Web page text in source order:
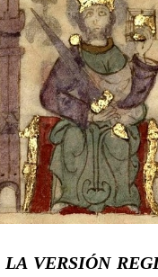
LA VERSIÓN